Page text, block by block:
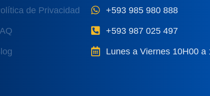
de Privacidad +593 985 980 888
+593 987 025 497
Lunes a Viernes 10H00 a